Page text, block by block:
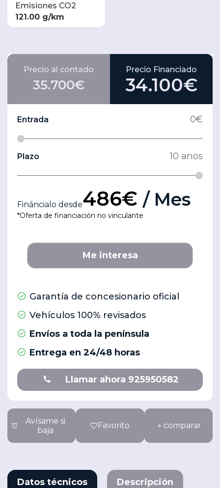
Emisiones CO2
121.00 g/km
Precio al contado
35.700€
Precio Financiado
34.100€
Entrada 0€
Plazo 10 anos
Fináncialo desde486€ / Mes
*Oferta de financiación no vinculante
Me interesa
Garantía de concesionario oficial
Vehículos 100% revisados
Envíos a toda la península
Entrega en 24/48 horas
Llamar ahora 925950582
Avísame si
baja
Favorito comparar
Datos técnicos Descripción